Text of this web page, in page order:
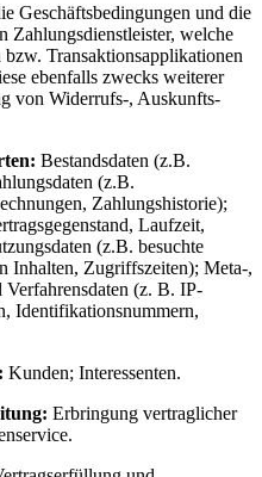
Geschäftsbedingungen und die
Zahlungsdienstleister, welche
Transaktionsapplikationen
ebenfalls zwecks weiterer
von Widerrufs-, Auskunfts-
Bestandsdaten (z.B.
(z.B.
Zahlungshistorie);
Laufzeit,
(z.B. besuchte
Inhalten, Zugriffszeiten); Meta-,
(z. B. IP-
Identifikationsnummern,
Kunden; Interessenten.
Erbringung vertraglicher